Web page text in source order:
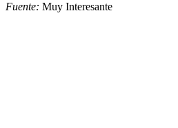
Fuente: Muy Interesante